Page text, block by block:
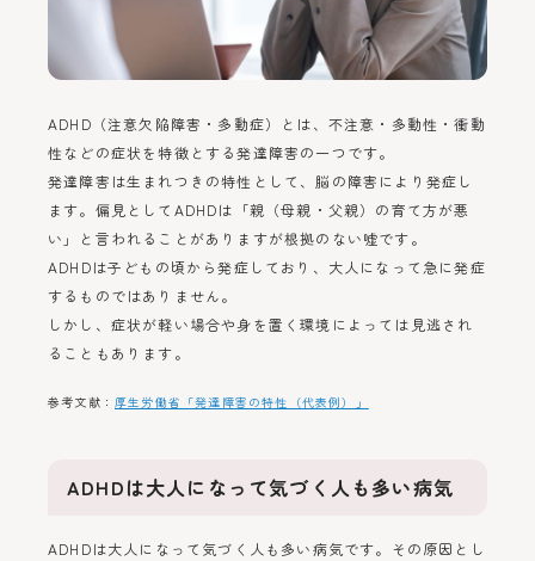
ADHD（注意欠陥障害・多動症）とは、不注意・多動性・衝動
性などの症状を特徴とする発達障害の一つです。
発達障害は生まれつきの特性として、脳の障害により発症し
ます。偏見としてADHDは「親（母親・父親）の育て方が悪
い」と言われることがありますが根拠のない嘘です。
ADHDは子どもの頃から発症しており、大人になって急に発症
するものではありません。
しかし、症状が軽い場合や身を置く環境によっては見逃され
ることもあります。
参考文献： 厚生労働省「発達障害の特性（代表例）」
ADHDは大人になって気づく人も多い病気
ADHDは大人になって気づく人も多い病気です。その原因とし